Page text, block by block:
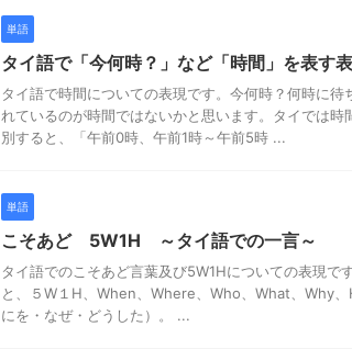
単語
タイ語で「今何時？」など「時間」を表す
タイ語で時間についての表現です。今何時？何時に
れているのが時間ではないかと思います。タイでは
別すると、「午前0時、午前1時～午前5時 ...
単語
こそあど 5W1H ～タイ語での一言～
タイ語でのこそあど言葉及び5W1Hについての表現で
と、５W１H、When、Where、Who、What、Why
にを・なぜ・どうした）。 ...